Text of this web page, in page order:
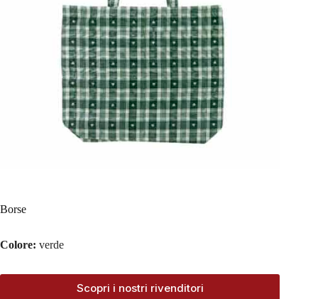
Borse
Colore: verde
Scopri i nostri rivenditori